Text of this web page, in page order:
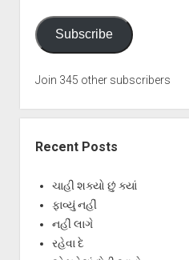
Subscribe
Join 345 other subscribers
Recent Posts
ચાહી શક્યો છું ક્યાં
ફાવ્યું નહીં
નહીં લાગે
રહેવા દે